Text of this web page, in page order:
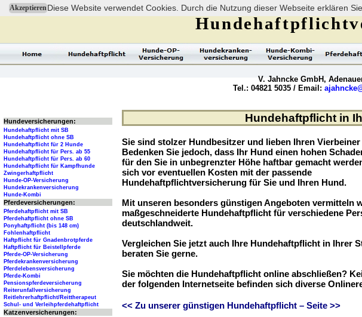
AkzeptierenDiese Website verwendet Cookies. Durch die Nutzung dieser Webseite erklären
Hundehaftpflicht in
Sie sind stolzer Hundbesitzer und lieben Ihren
Bedenken Sie jedoch, dass Ihr Hund einen hohen
für den Sie in unbegrenzter Höhe haftbar gemacht
sich vor eventuellen Kosten mit der passende
Hundehaftpflichtversicherung für Sie und Ihren Hund.
Mit unseren besonders günstigen Angeboten vermitteln
maßgeschneiderte Hundehaftpflicht für verschiedene
deutschlandweit.
Vergleichen Sie jetzt auch Ihre Hundehaftpflicht in Ihrer
beraten Sie gerne.
Sie möchten die Hundehaftpflicht online abschließen?
der folgenden Internetseite befinden sich diverse
<< Zu unserer günstigen Hundehaftpflicht – Seite >>
V. Jahncke GmbH,
Tel.: 04821 5035 / Email:
Hundeversicherungen:
Hundehaftpflicht mit SB
Hundehaftpflicht ohne SB
Hundehaftpflicht für 2 Hunde
Hundehaftpflicht für Pers. ab 55
Hundehaftpflicht für Pers. ab 60
Hundehaftpflicht für Kampfhunde
Zwingerhaftpflicht
Hunde-OP-Versicherung
Hundekrankenversicherung
Hunde-Kombi
Pferdeversicherungen:
Pferdehaftpflicht mit SB
Pferdehaftpflicht ohne SB
Ponyhaftpflicht (bis 148 cm)
Fohlenhaftpflicht
Haftpflicht für Gnadenbrotpferde
Haftpflicht für Beistellpferde
Pferde-OP-Versicherung
Pferdekrankenversicherung
Pferdelebensversicherung
Pferde-Kombi
Pensionspferdeversicherung
Reiterunfallversicherung
Reitlehrerhaftpflicht/Reittherapeut
Schul- und Verleihpferdehaftpflicht
Katzenversicherungen: